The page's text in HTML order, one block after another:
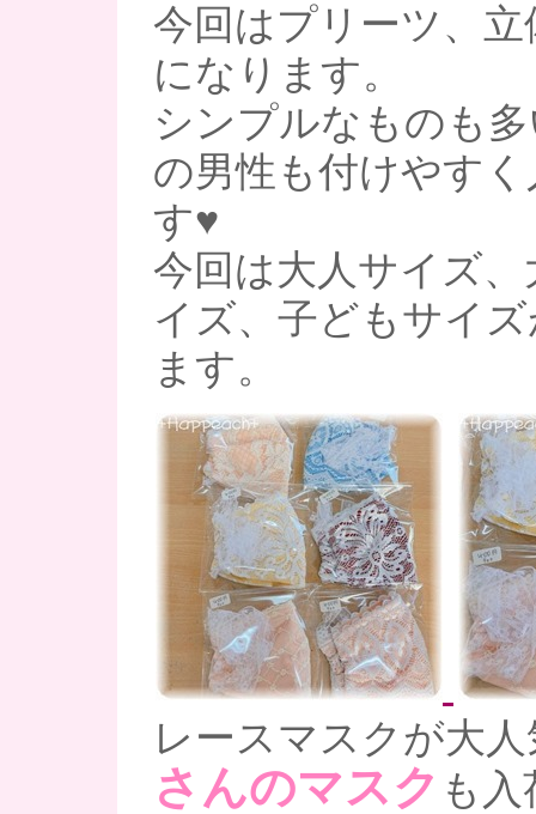
今回はプリーツ、
になります。
シンプルなものも
の男性も付けやす
す♥
今回は大人サイズ
イズ、子どもサイ
ます。
レースマスクが大
さんのマスク も